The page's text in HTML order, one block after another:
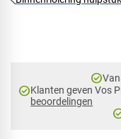
check_circle
check_circleKlanten geven Vos
beoordelingen